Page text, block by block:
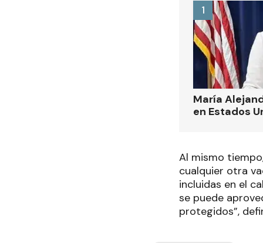
María
en Estados
1
Al mismo
cualquier otra
incluidas en el
se puede
protegidos”,